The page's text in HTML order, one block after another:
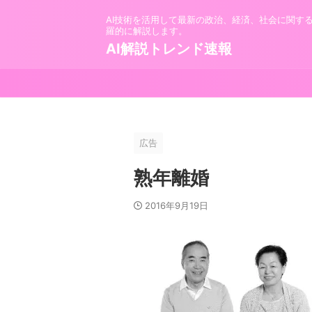
AI技術を活用して最新の政治、経済、社会に関す
羅的に解説します。
AI解説トレンド速報
広告
熟年離婚
2016年9月19日